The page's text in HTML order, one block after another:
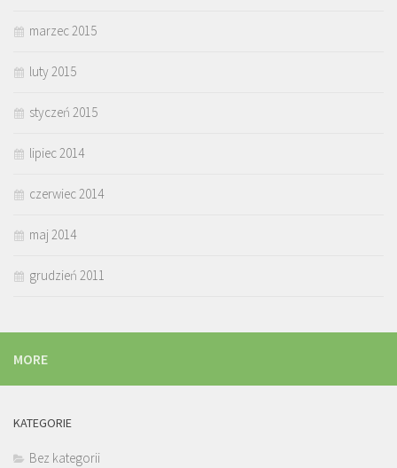
marzec 2015
luty 2015
styczeń 2015
lipiec 2014
czerwiec 2014
maj 2014
grudzień 2011
MORE
KATEGORIE
Bez kategorii